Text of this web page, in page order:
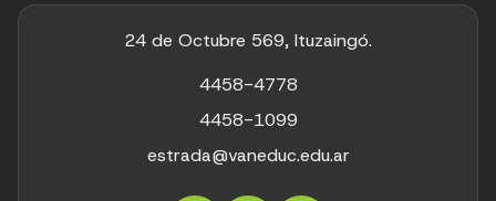
24 de Octubre 569, Ituzaingó.
4458-4778
4458-1099
estrada@vaneduc.edu.ar